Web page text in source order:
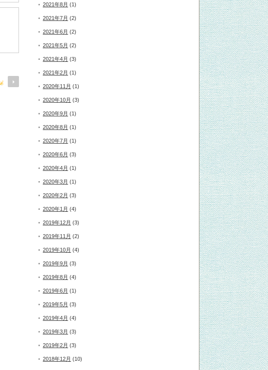
2021年8月 (1)
2021年7月 (2)
2021年6月 (2)
2021年5月 (2)
2021年4月 (3)
2021年2月 (1)
2020年11月 (1)
2020年10月 (3)
2020年9月 (1)
2020年8月 (1)
2020年7月 (1)
2020年6月 (3)
2020年4月 (1)
2020年3月 (1)
2020年2月 (3)
2020年1月 (4)
2019年12月 (3)
2019年11月 (2)
2019年10月 (4)
2019年9月 (3)
2019年8月 (4)
2019年6月 (1)
2019年5月 (3)
2019年4月 (4)
2019年3月 (3)
2019年2月 (3)
2018年12月 (10)